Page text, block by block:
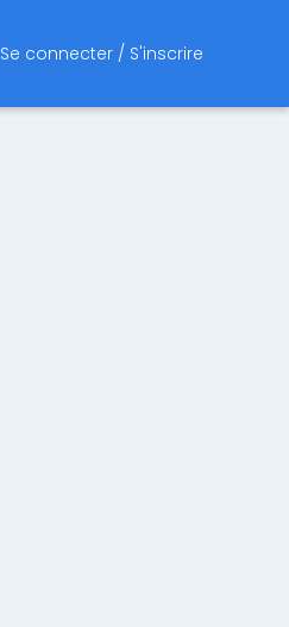
Se connecter / S'inscrire